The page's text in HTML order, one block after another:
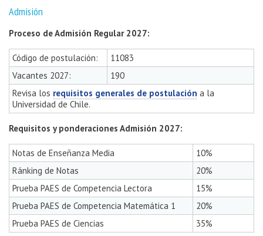
Admisión
Proceso de Admisión Regular 2027:
Código de postulación:
11083
Vacantes 2027:
190
Revisa los requisitos generales de postulación a la
Universidad de Chile.
Requisitos y ponderaciones Admisión 2027:
Notas de Enseñanza Media
10%
Ránking de Notas
20%
Prueba PAES de Competencia Lectora
15%
Prueba PAES de Competencia Matemática 1
20%
Prueba PAES de Ciencias
35%